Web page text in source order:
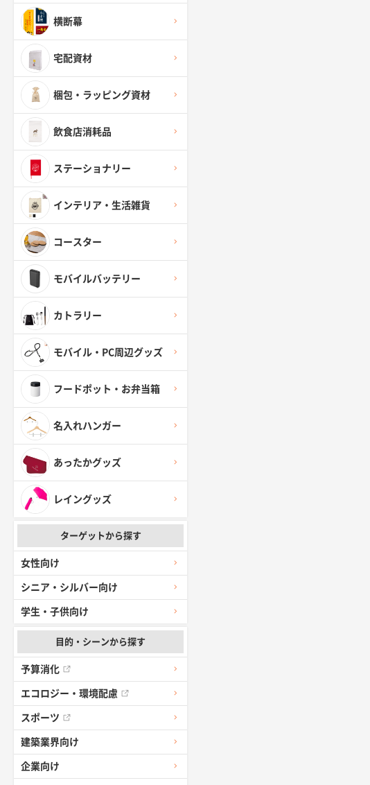
横断幕
宅配資材
梱包・ラッピング資材
飲食店消耗品
ステーショナリー
インテリア・生活雑貨
コースター
モバイルバッテリー
カトラリー
モバイル・PC周辺グッズ
フードポット・お弁当箱
名入れハンガー
あったかグッズ
レイングッズ
ターゲットから探す
女性向け
シニア・シルバー向け
学生・子供向け
目的・シーンから探す
予算消化
エコロジー・環境配慮
スポーツ
建築業界向け
企業向け